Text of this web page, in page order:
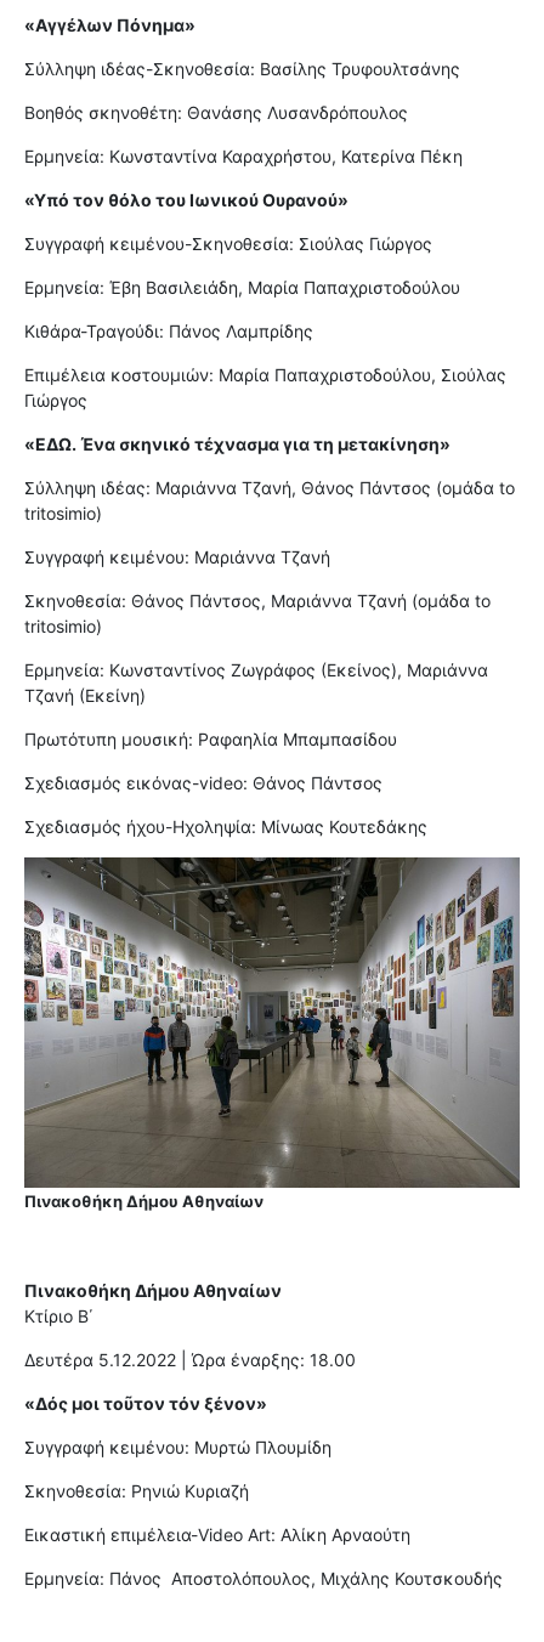
«Αγγέλων Πόνημα»
Σύλληψη ιδέας-Σκηνοθεσία: Βασίλης Τρυφουλτσάνης
Βοηθός σκηνοθέτη: Θανάσης Λυσανδρόπουλος
Ερμηνεία: Κωνσταντίνα Καραχρήστου, Κατερίνα Πέκη
«Υπό τον θόλο του Ιωνικού Ουρανού»
Συγγραφή κειμένου-Σκηνοθεσία: Σιούλας Γιώργος
Ερμηνεία: Έβη Βασιλειάδη, Μαρία Παπαχριστοδούλου
Κιθάρα-Τραγούδι: Πάνος Λαμπρίδης
Επιμέλεια κοστουμιών: Μαρία Παπαχριστοδούλου, Σιούλας
Γιώργος
«ΕΔΩ. Ένα σκηνικό τέχνασμα για τη μετακίνηση»
Σύλληψη ιδέας: Μαριάννα Τζανή, Θάνος Πάντσος (ομάδα to
tritosimio)
Συγγραφή κειμένου: Μαριάννα Τζανή
Σκηνοθεσία: Θάνος Πάντσος, Μαριάννα Τζανή (ομάδα to
tritosimio)
Ερμηνεία: Κωνσταντίνος Ζωγράφος (Εκείνος), Μαριάννα
Τζανή (Εκείνη)
Πρωτότυπη μουσική: Ραφαηλία Μπαμπασίδου
Σχεδιασμός εικόνας-video: Θάνος Πάντσος
Σχεδιασμός ήχου-Ηχοληψία: Μίνωας Κουτεδάκης
Πινακοθήκη Δήμου Αθηναίων
Πινακοθήκη Δήμου Αθηναίων
Κτίριο Β΄
Δευτέρα 5.12.2022 | Ώρα έναρξης: 18.00
«Δός μοι τοῦτον τόν ξένον»
Συγγραφή κειμένου: Μυρτώ Πλουμίδη
Σκηνοθεσία: Ρηνιώ Κυριαζή
Εικαστική επιμέλεια-Video Art: Αλίκη Αρναούτη
Ερμηνεία: Πάνος Αποστολόπουλος, Μιχάλης Κουτσκουδής